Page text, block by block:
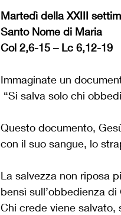
Martedì della XXIII
Santo Nome di Maria
Col 2,6-15 – Lc 6,12-19
Immaginate un
“Si salva solo chi
Questo documento,
con il suo sangue, lo
La salvezza non riposa
bensì sull’obbedienza di
Chi crede viene salvato,